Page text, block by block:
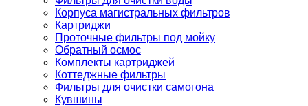
Корпуса магистральных фильтров
Картриджи
Проточные фильтры под мойку
Обратный осмос
Комплекты картриджей
Коттеджные фильтры
Фильтры для очистки самогона
Кувшины